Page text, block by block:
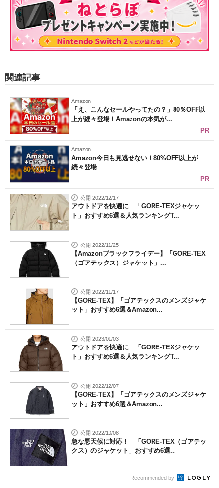
関連記事
Amazon
「え、こんなセールやってたの？」80％OFF以
上が続々登場！Amazonの本気が...
PR
Amazon
Amazon今日も見逃せない！80%OFF以上が
続々登場
PR
公開 2022/12/17
アウトドアを快適に 「GORE-TEXジャケッ
ト」おすすめ6選＆人気ランキングT...
公開 2022/11/25
【Amazonブラックフライデー】「GORE-TEX
（ゴアテックス）ジャケット」...
公開 2022/11/17
【GORE-TEX】「ゴアテックスのメンズジャケ
ット」おすすめ6選＆Amazon...
公開 2023/01/03
アウトドアを快適に 「GORE-TEXジャケッ
ト」おすすめ6選＆人気ランキングT...
公開 2022/12/07
【GORE-TEX】「ゴアテックスのメンズジャケ
ット」おすすめ6選＆Amazon...
公開 2022/10/08
急な悪天候に対応！ 「GORE-TEX（ゴアテッ
クス）のジャケット」おすすめ6選...
Recommended by